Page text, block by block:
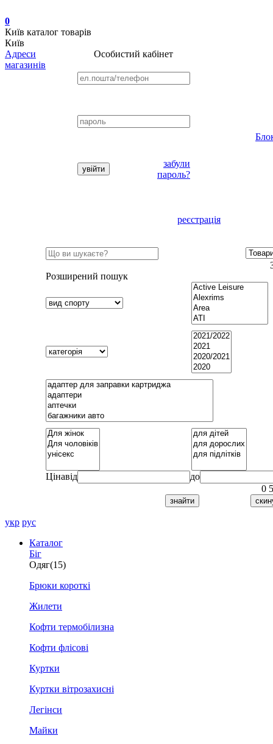
0
Київ каталог товарів
Київ
Адреси
магазинів
Особистий кабінет
забули
пароль?
реєстрація
Розширений пошук
Цінавід
до
0
укр рус
Каталог
Біг
Одяг(15)
Брюки короткі
Жилети
Кофти термобілизна
Кофти флісові
Куртки
Куртки вітрозахисні
Легінси
Майки